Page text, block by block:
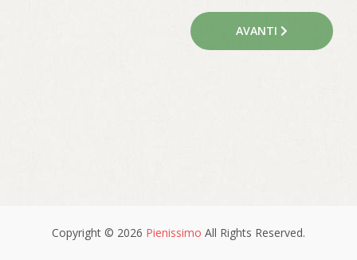
AVANTI
Copyright © 2026 Pienissimo All Rights Reserved.